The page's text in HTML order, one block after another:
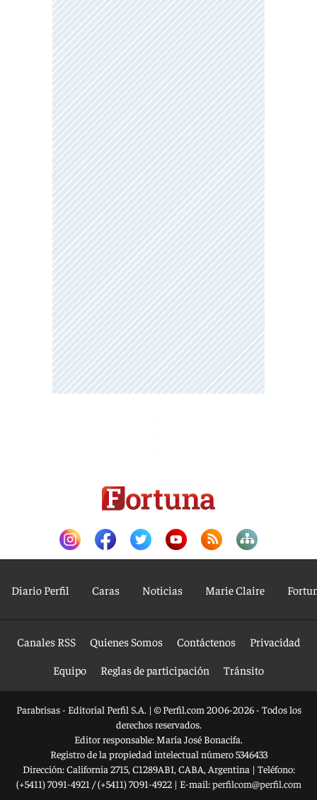
Diario Perfil Caras Noticias Marie Claire
Canales RSS Quienes Somos Contáctenos
Privacidad
Equipo
Reglas de participación Tránsito
Parabrisas - Editorial Perfil S.A. | © Perfil.com 2006-2026 - Todos los
derechos reservados.
Editor responsable: María José Bonacifa.
Registro de la propiedad intelectual número 5346433
Dirección:California 2715, C1289ABI, CABA, Argentina | Teléfono:
(+5411) 7091-4921 /(+5411) 7091-4922| E-mail:perfilcom@perfil.com